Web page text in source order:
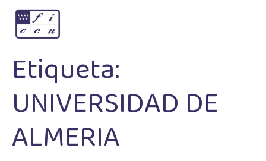
Etiqueta:
UNIVERSIDAD DE
ALMERIA